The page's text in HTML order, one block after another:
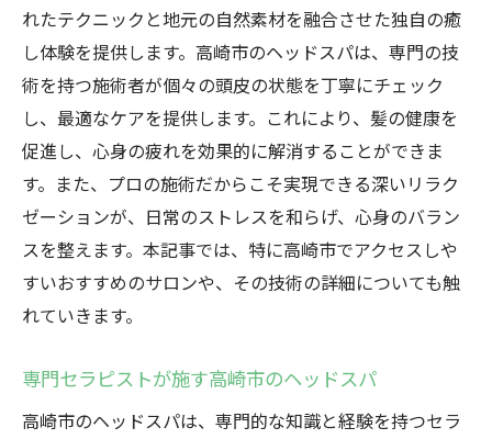
れたテクニックと地元の自然素材を融合させた独自の癒
し体験を提供します。高崎市のヘッドスパは、専門の技
術を持つ施術者が個々の頭皮の状態を丁寧にチェック
し、最適なケアを提供します。これにより、髪の健康を
促進し、心身の疲れを効果的に解消することができま
す。また、プロの施術だからこそ実現できる深いリラク
ゼーションが、日常のストレスを和らげ、心身のバラン
スを整えます。本記事では、特に高崎市でアクセスしや
すいおすすめのサロンや、その技術の詳細についても触
れていきます。
専門セラピストが施す高崎市のヘッドスパ
高崎市のヘッドスパは、専門的な知識と経験を持つセラ